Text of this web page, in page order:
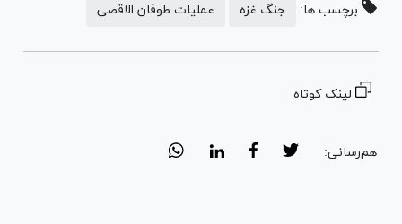
برچسب ها: جنگ غزه عملیات طوفان الاقصی
لینک کوتاه
هم‌رسانی: